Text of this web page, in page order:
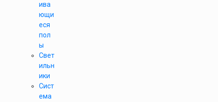
ива
ющи
еся
пол
ы
Свет
ильн
ики
Сист
ема